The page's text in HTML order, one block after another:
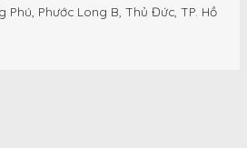
Phú, Phước Long B, Thủ Đức, TP. Hồ